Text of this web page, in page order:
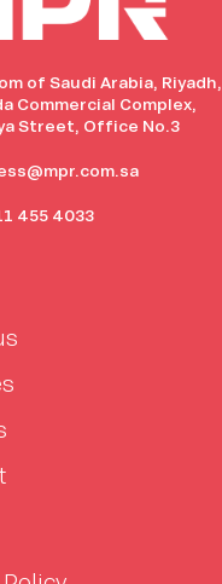
of Saudi Arabia, Riyadh,
Commercial Complex,
Street, Office No.3
455 4033